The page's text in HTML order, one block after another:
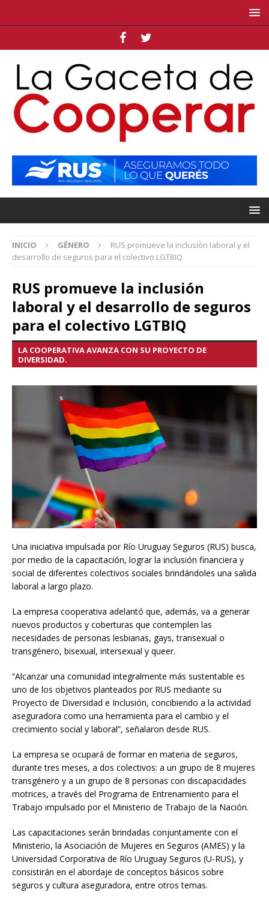
INICIO GÉNERO
RUS promueve la inclusión laboral y el
desarrollo de seguros para el colectivo LGTBIQ
RUS promueve la inclusión
laboral y el desarrollo de seguros
para el colectivo LGTBIQ
LA COOPERATIVA AVANZA CON SU PROYECTO DE
DIVERSIDAD.
Una iniciativa impulsada por Río Uruguay Seguros (RUS) busca,
por medio de la capacitación, lograr la inclusión financiera y
social de diferentes colectivos sociales brindándoles una salida
laboral a largo plazo.
La empresa cooperativa adelantó que, además, va a generar
nuevos productos y coberturas que contemplen las
necesidades de personas lesbianas, gays, transexual o
transgénero, bisexual, intersexual y queer.
“Alcanzar una comunidad integralmente más sustentable es
uno de los objetivos planteados por RUS mediante su
Proyecto de Diversidad e Inclusión, concibiendo a la actividad
aseguradora como una herramienta para el cambio y el
crecimiento social y laboral”, señalaron desde RUS.
La empresa se ocupará de formar en materia de seguros,
durante tres meses, a dos colectivos: a un grupo de 8 mujeres
transgénero y a un grupo de 8 personas con discapacidades
motrices, a través del Programa de Entrenamiento para el
Trabajo impulsado por el Ministerio de Trabajo de la Nación.
Las capacitaciones serán brindadas conjuntamente con el
Ministerio, la Asociación de Mujeres en Seguros (AMES) y la
Universidad Corporativa de Río Uruguay Seguros (U-RUS), y
consistirán en el abordaje de conceptos básicos sobre
seguros y cultura aseguradora, entre otros temas.